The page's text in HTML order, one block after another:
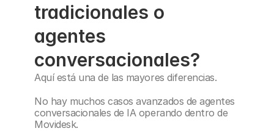
tradicionales o
agentes
conversacionales?
Aquí está una de las mayores diferencias.
No hay muchos casos avanzados de agentes
conversacionales de IA operando dentro de
Movidesk.